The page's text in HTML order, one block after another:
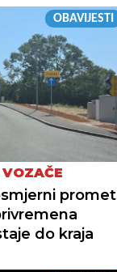
OBAVIJESTI
promet
do kraja